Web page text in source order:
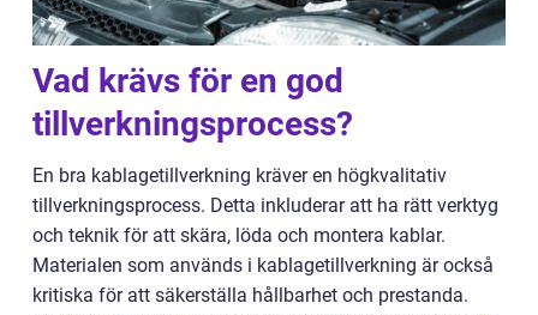
Vad krävs för en god
tillverkningsprocess?
En bra kablagetillverkning kräver en högkvalitativ
tillverkningsprocess. Detta inkluderar att ha rätt verktyg
och teknik för att skära, löda och montera kablar.
Materialen som används i kablagetillverkning är också
kritiska för att säkerställa hållbarhet och prestanda.